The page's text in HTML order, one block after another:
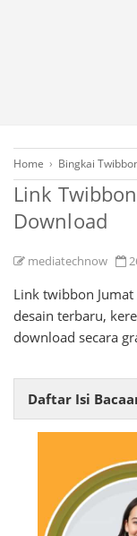
Home › Bingkai
Link
Download
mediatechnow
Link twibbon Jumat
desain terbaru,
download secara
Daftar Isi